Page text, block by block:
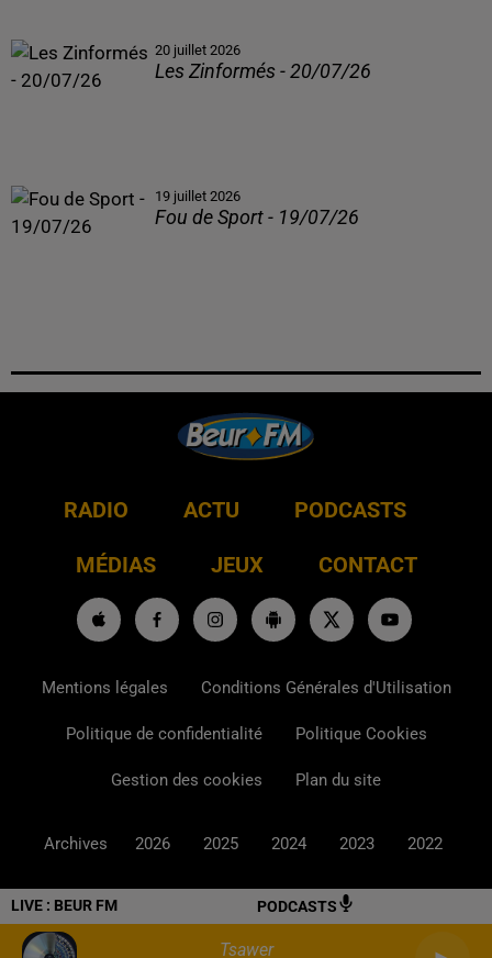
LIVE : BEUR FM PODCASTS
Tsawer
20 juillet 2026
Les Zinformés - 20/07/26
19 juillet 2026
Fou de Sport - 19/07/26
RADIO ACTU PODCASTS
MÉDIAS JEUX CONTACT
Mentions légales Conditions Générales d'Utilisation
Politique de confidentialité Politique Cookies
Gestion des cookies Plan du site
Archives 2026 2025 2024 2023 2022